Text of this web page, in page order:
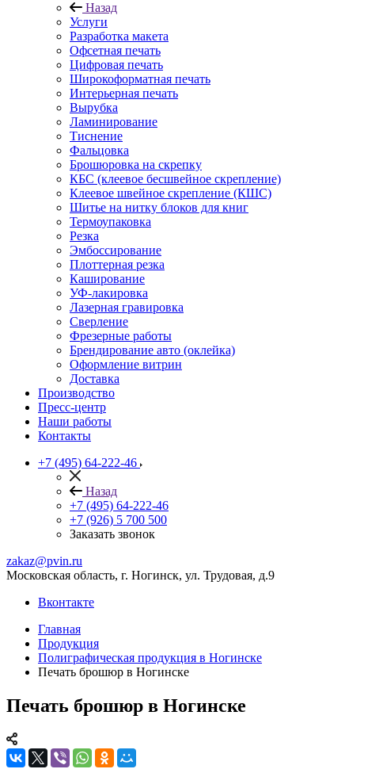
Назад
Услуги
Разработка макета
Офсетная печать
Цифровая печать
Широкоформатная печать
Интерьерная печать
Вырубка
Ламинирование
Тиснение
Фальцовка
Брошюровка на скрепку
КБС (клеевое бесшвейное скрепление)
Клеевое швейное скрепление (КШС)
Шитье на нитку блоков для книг
Термоупаковка
Резка
Эмбоссирование
Плоттерная резка
Каширование
УФ-лакировка
Лазерная гравировка
Сверление
Фрезерные работы
Брендирование авто (оклейка)
Оформление витрин
Доставка
Производство
Пресс-центр
Наши работы
Контакты
+7 (495) 64-222-46
Назад
+7 (495) 64-222-46
+7 (926) 5 700 500
Заказать звонок
zakaz@pvin.ru
Московская область, г. Ногинск, ул. Трудовая, д.9
Вконтакте
Главная
Продукция
Полиграфическая продукция в Ногинске
Печать брошюр в Ногинске
Печать брошюр в Ногинске